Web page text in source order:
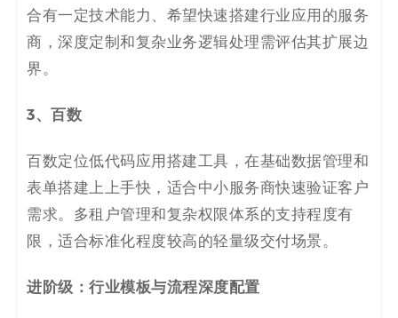
合有一定技术能力、希望快速搭建行业应用的服务
商，深度定制和复杂业务逻辑处理需评估其扩展边
界。
3、 百数
百数定位低代码应用搭建工具，在基础数据管理和
表单搭建上上手快，适合中小服务商快速验证客户
需求。多租户管理和复杂权限体系的支持程度有
限，适合标准化程度较高的轻量级交付场景。
进阶级：行业模板与流程深度配置